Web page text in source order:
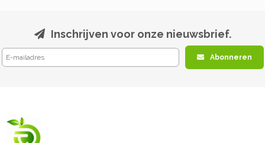
Inschrijven voor onze nieuwsbrief.
Abonneren